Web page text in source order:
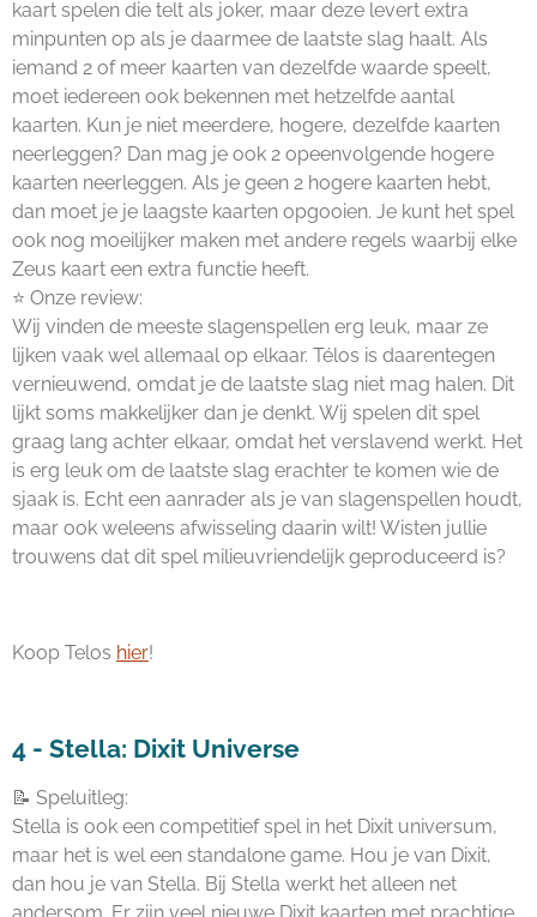
kaart spelen die telt als joker, maar deze levert extra
minpunten op als je daarmee de laatste slag haalt. Als
iemand 2 of meer kaarten van dezelfde waarde speelt,
moet iedereen ook bekennen met hetzelfde aantal
kaarten. Kun je niet meerdere, hogere, dezelfde kaarten
neerleggen? Dan mag je ook 2 opeenvolgende hogere
kaarten neerleggen. Als je geen 2 hogere kaarten hebt,
dan moet je je laagste kaarten opgooien. Je kunt het spel
ook nog moeilijker maken met andere regels waarbij elke
Zeus kaart een extra functie heeft.
⭐ Onze review:
Wij vinden de meeste slagenspellen erg leuk, maar ze
lijken vaak wel allemaal op elkaar. Télos is daarentegen
vernieuwend, omdat je de laatste slag niet mag halen. Dit
lijkt soms makkelijker dan je denkt. Wij spelen dit spel
graag lang achter elkaar, omdat het verslavend werkt. Het
is erg leuk om de laatste slag erachter te komen wie de
sjaak is. Echt een aanrader als je van slagenspellen houdt,
maar ook weleens afwisseling daarin wilt! Wisten jullie
trouwens dat dit spel milieuvriendelijk geproduceerd is?
Koop Telos hier!
4 - Stella: Dixit Universe
📝 Speluitleg:
Stella is ook een competitief spel in het Dixit universum,
maar het is wel een standalone game. Hou je van Dixit,
dan hou je van Stella. Bij Stella werkt het alleen net